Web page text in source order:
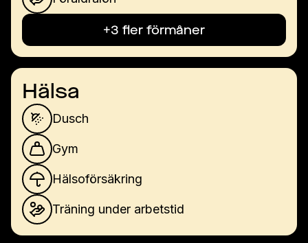
+3 fler förmåner
Hälsa
Dusch
Gym
Hälsoförsäkring
Träning under arbetstid